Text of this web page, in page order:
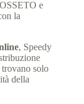
e
la
, Speedy
solo
della